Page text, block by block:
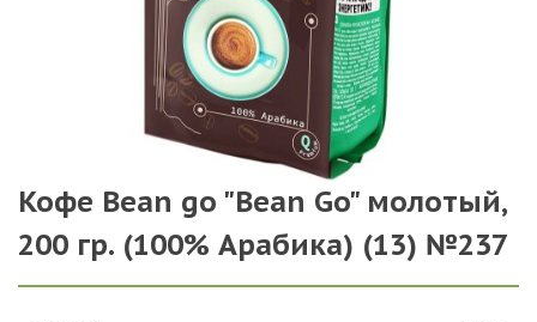
Кофе Bean go "Bean Go" молотый,
200 гр. (100% Арабика) (13) №237